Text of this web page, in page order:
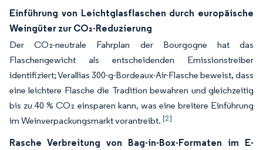
Einführung von Leichtglasflaschen durch europäische
Weingüter zur CO₂-Reduzierung
Der CO₂-neutrale Fahrplan der Bourgogne hat das
Flaschengewicht als entscheidenden Emissionstreiber
identifiziert; Verallias 300-g-Bordeaux-Air-Flasche beweist, dass
eine leichtere Flasche die Tradition bewahren und gleichzeitig
bis zu 40 % CO₂ einsparen kann, was eine breitere Einführung
im Weinverpackungsmarkt vorantreibt. [2]
Rasche Verbreitung von Bag-in-Box-Formaten im E-